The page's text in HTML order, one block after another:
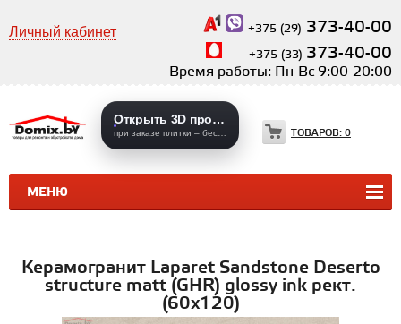
Личный кабинет +375 (29) 373-40-00
+375 (33) 373-40-00
Время работы: Пн-Вс 9:00-20:00
МЕНЮ
Открыть 3D проекты
ТОВАРОВ: 0
КЕРАМИЧЕСКАЯ ПЛИТКА
Керамогранит Laparet Sandstone Deserto
structure matt (GHR) glossy ink рект.
(60х120)